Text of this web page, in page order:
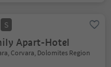
S
Apart-Hotel
Corvara, Dolomites Region